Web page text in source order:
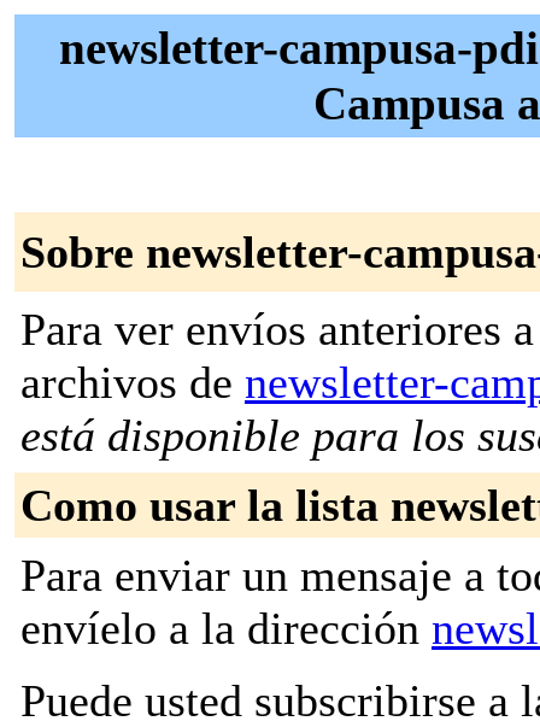
newsletter-campusa-
Campusa
Sobre newsletter-
Para ver envíos anteriores
archivos de newsletter-
está disponible para los
Como usar la lista
Para enviar un mensaje a
envíelo a la dirección
Puede usted subscribirse a